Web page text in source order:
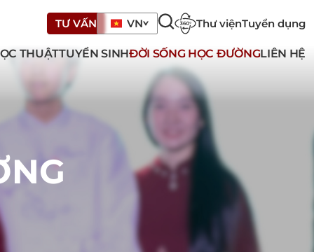
TƯ VẤN VN Thư việnTuyển dụng
THUẬTTUYỂN SINHĐỜI SỐNG HỌC ĐƯỜNGLIÊN HỆ